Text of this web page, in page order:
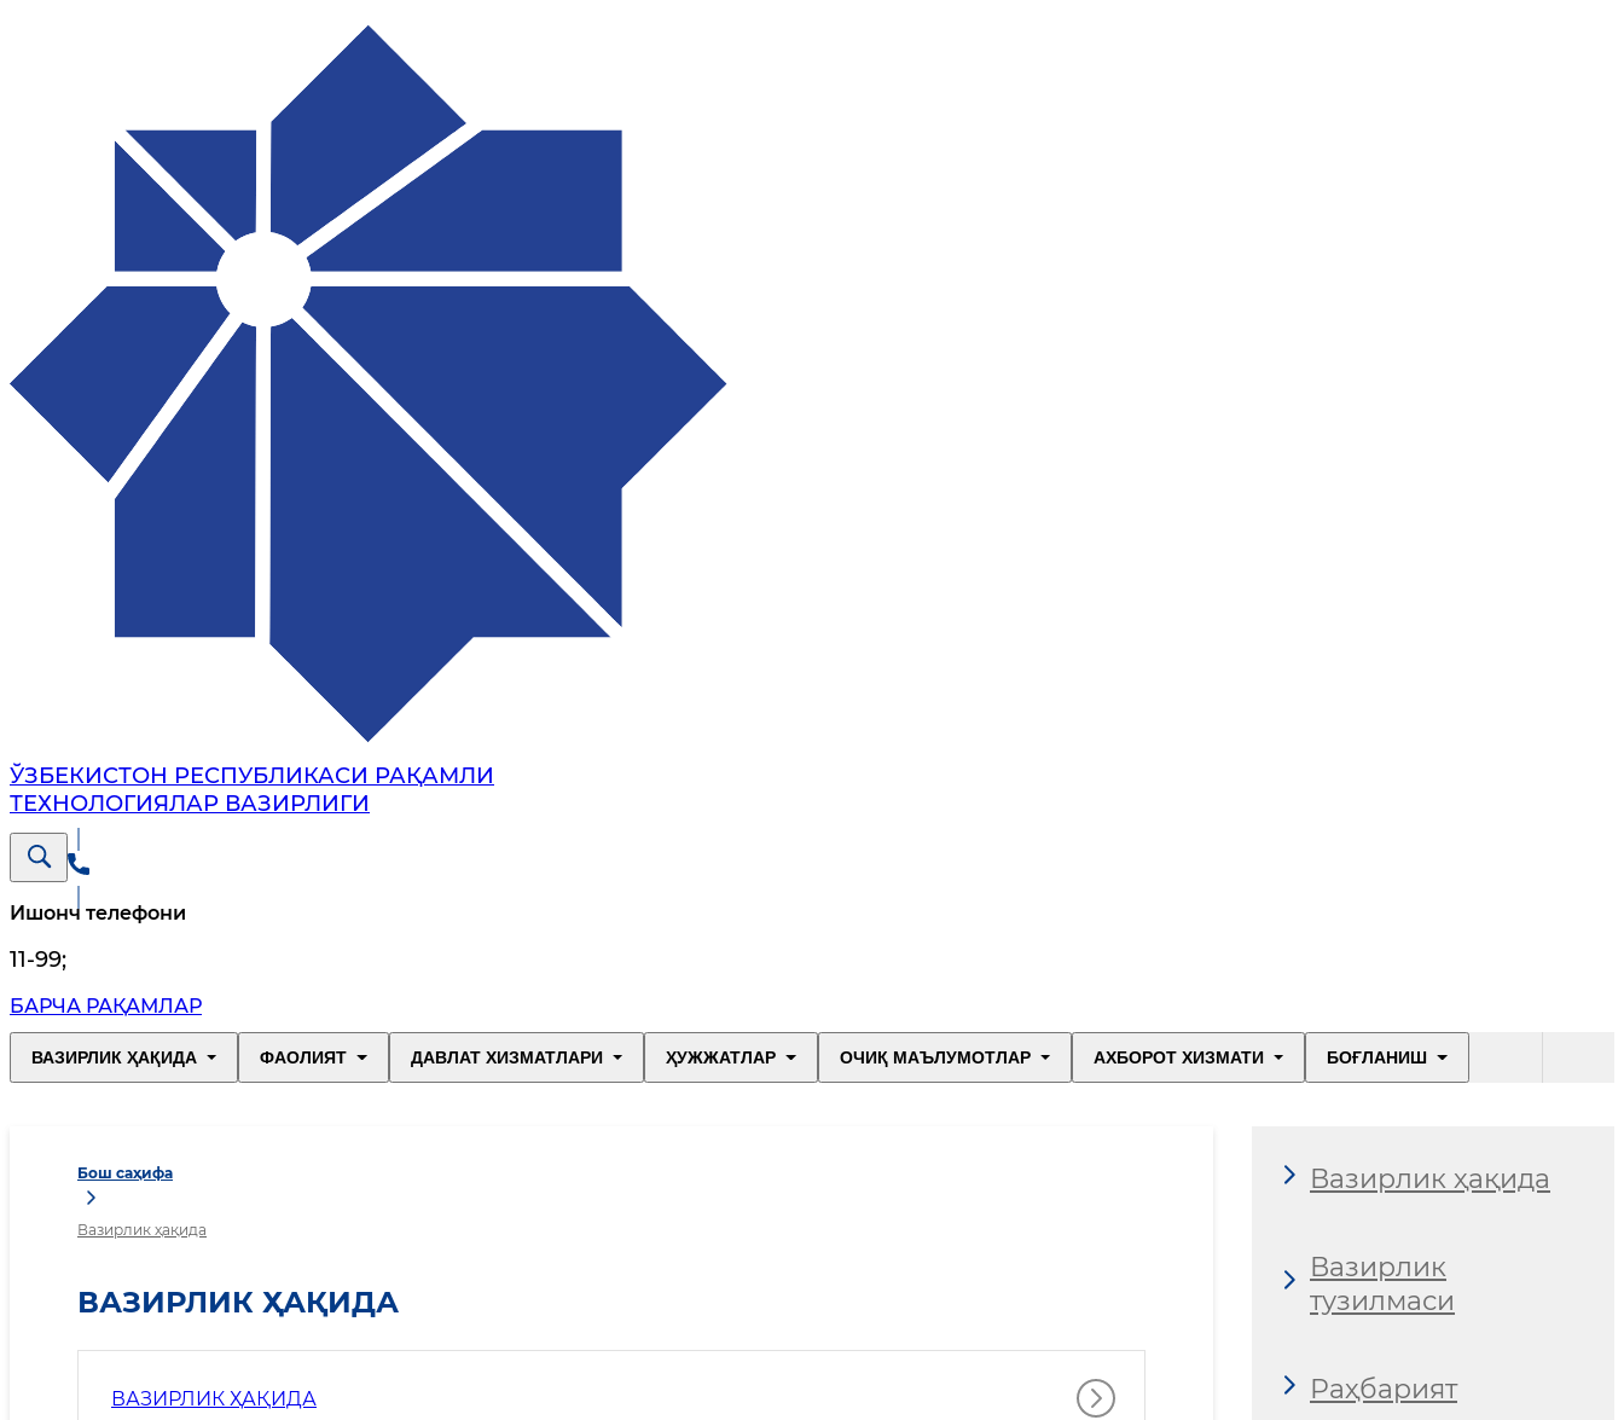
ЎЗБЕКИСТОН РЕСПУБЛИКАСИ РАҚАМЛИ
ТЕХНОЛОГИЯЛАР ВАЗИРЛИГИ
Ишонч телефони
11-99;
БАРЧА РАҚАМЛАР
ВАЗИРЛИК ҲАҚИДА ФАОЛИЯТ ДАВЛАТ ХИЗМАТЛАРИ ҲУЖЖАТЛАР ОЧИҚ МАЪЛУМОТЛАР АХБОРОТ ХИЗМАТИ БОҒЛАНИШ
Бош саҳифа
Вазирлик ҳақида
ВАЗИРЛИК ҲАҚИДА
ВАЗИРЛИК ҲАҚИДА
Вазирлик ҳақида
Вазирлик
тузилмаси
Раҳбарият